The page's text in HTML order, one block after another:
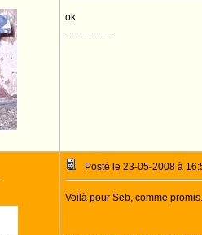
ok
--------------------
Posté le 23-05-2008 à
Voilà pour Seb, comme